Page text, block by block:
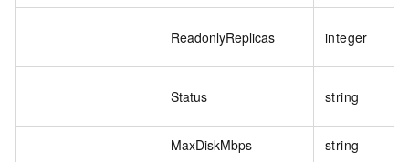
ReadonlyReplicas integer
Status string
MaxDiskMbps string